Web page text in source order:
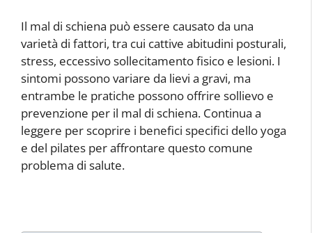
Il mal di schiena può essere causato da una
varietà di fattori, tra cui cattive abitudini posturali,
stress, eccessivo sollecitamento fisico e lesioni. I
sintomi possono variare da lievi a gravi, ma
entrambe le pratiche possono offrire sollievo e
prevenzione per il mal di schiena. Continua a
leggere per scoprire i benefici specifici dello yoga
e del pilates per affrontare questo comune
problema di salute.